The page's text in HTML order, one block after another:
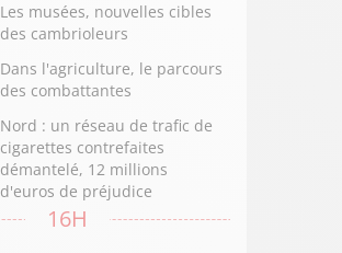
Les musées, nouvelles cibles
des cambrioleurs
Dans l'agriculture, le parcours
des combattantes
Nord : un réseau de trafic de
cigarettes contrefaites
démantelé, 12 millions
d'euros de préjudice
16H